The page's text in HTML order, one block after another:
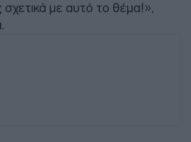
με αυτό το θέμα!»,